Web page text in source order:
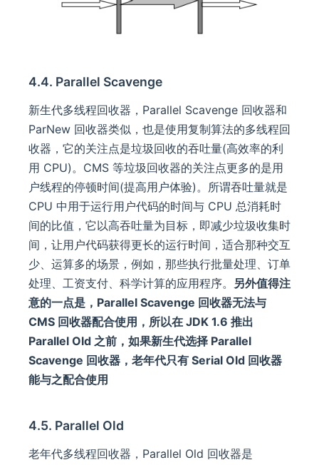
4.4. Parallel Scavenge
新生代多线程回收器，Parallel Scavenge 回收器和
ParNew 回收器类似，也是使用复制算法的多线程回
收器，它的关注点是垃圾回收的吞吐量(高效率的利
用 CPU)。CMS 等垃圾回收器的关注点更多的是用
户线程的停顿时间(提高用户体验)。所谓吞吐量就是
CPU 中用于运行用户代码的时间与 CPU 总消耗时
间的比值，它以高吞吐量为目标，即减少垃圾收集时
间，让用户代码获得更长的运行时间，适合那种交互
少、运算多的场景，例如，那些执行批量处理、订单
处理、工资支付、科学计算的应用程序。 另外值得注
意的一点是，Parallel Scavenge 回收器无法与
CMS 回收器配合使用，所以在 JDK 1.6 推出
Parallel Old 之前，如果新生代选择 Parallel
Scavenge 回收器，老年代只有 Serial Old 回收器
能与之配合使用
4.5. Parallel Old
老年代多线程回收器，Parallel Old 回收器是